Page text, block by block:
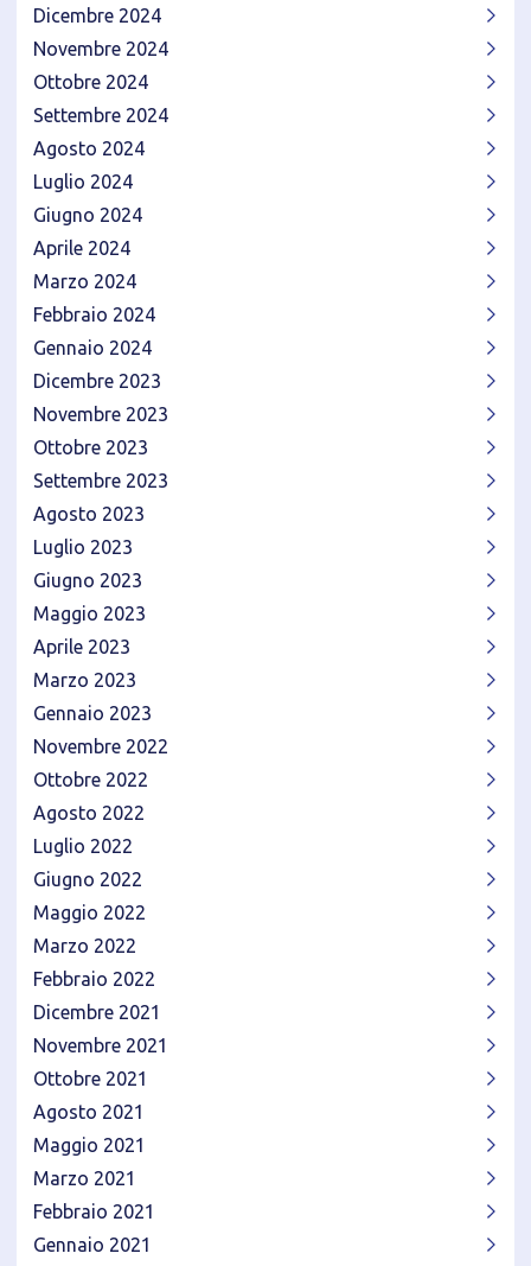
Dicembre 2024
Novembre 2024
Ottobre 2024
Settembre 2024
Agosto 2024
Luglio 2024
Giugno 2024
Aprile 2024
Marzo 2024
Febbraio 2024
Gennaio 2024
Dicembre 2023
Novembre 2023
Ottobre 2023
Settembre 2023
Agosto 2023
Luglio 2023
Giugno 2023
Maggio 2023
Aprile 2023
Marzo 2023
Gennaio 2023
Novembre 2022
Ottobre 2022
Agosto 2022
Luglio 2022
Giugno 2022
Maggio 2022
Marzo 2022
Febbraio 2022
Dicembre 2021
Novembre 2021
Ottobre 2021
Agosto 2021
Maggio 2021
Marzo 2021
Febbraio 2021
Gennaio 2021